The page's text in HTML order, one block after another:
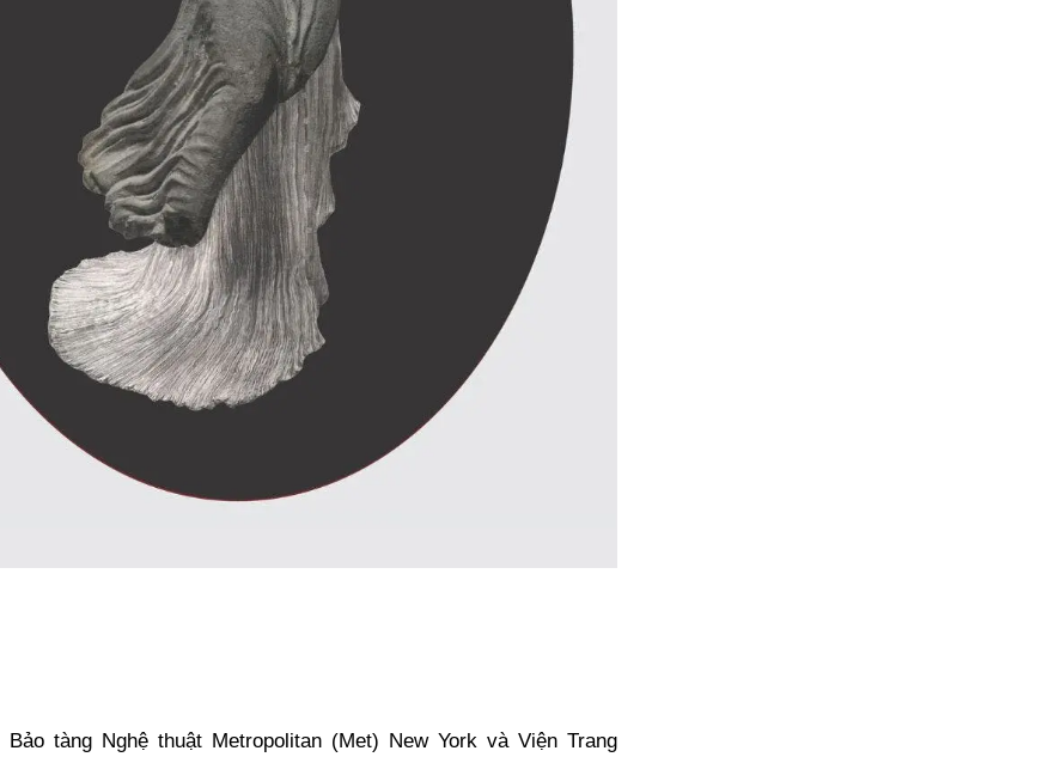
Bảo tàng Nghệ thuật Metropolitan (Met) New York và Viện Trang